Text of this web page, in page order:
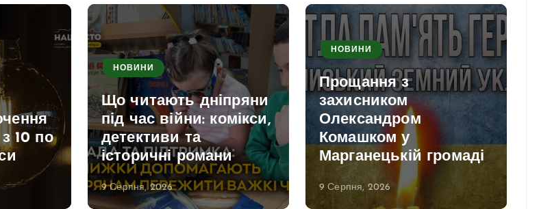
10 по
НОВИНИ
Що читають дніпряни
під час війни: комікси,
детективи та
історичні романи
9 Серпня, 2026
НОВИНИ
Прощання з
захисником
Олександром
Комашком у
Марганецькій громаді
9 Серпня, 2026